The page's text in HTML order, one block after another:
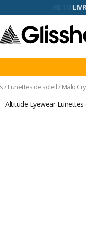
/Lunettes de soleil/Malo